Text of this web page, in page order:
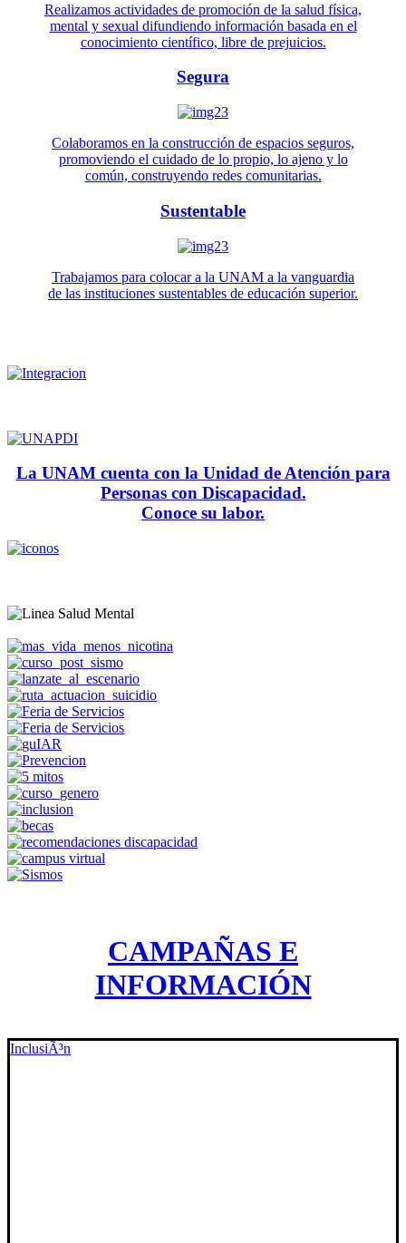
Realizamos actividades de promoción de la salud física,
mental y sexual difundiendo información basada en el
conocimiento científico, libre de prejuicios.
Segura
Colaboramos en la construcción de espacios seguros,
promoviendo el cuidado de lo propio, lo ajeno y lo
común, construyendo redes comunitarias.
Sustentable
Trabajamos para colocar a la UNAM a la vanguardia
de las instituciones sustentables de educación superior.
La UNAM cuenta con la Unidad de Atención para
Personas con Discapacidad.
Conoce su labor.
CAMPAÑAS E
INFORMACIÓN
InclusiÃ³n